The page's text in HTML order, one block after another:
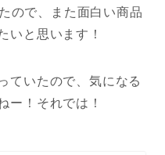
ので、また面白い商品
いと思います！
ていたので、気になる
ー！それでは！